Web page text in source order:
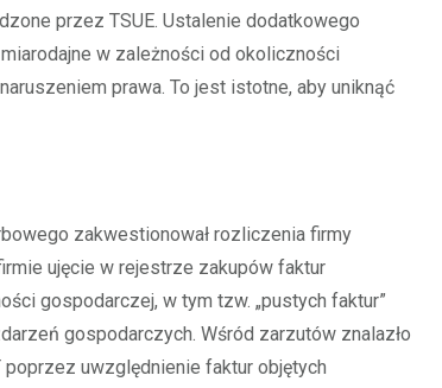
przez TSUE. Ustalenie dodatkowego
w zależności od okoliczności
prawa. To jest istotne, aby uniknąć
zakwestionował rozliczenia firmy
ujęcie w rejestrze zakupów faktur
gospodarczej, w tym tzw. „pustych faktur”
gospodarczych. Wśród zarzutów znalazło
uwzględnienie faktur objętych